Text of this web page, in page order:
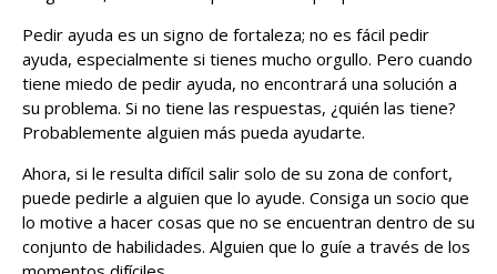
Pedir ayuda es un signo de fortaleza; no es fácil pedir
ayuda, especialmente si tienes mucho orgullo. Pero cuando
tiene miedo de pedir ayuda, no encontrará una solución a
su problema. Si no tiene las respuestas, ¿quién las tiene?
Probablemente alguien más pueda ayudarte.
Ahora, si le resulta difícil salir solo de su zona de confort,
puede pedirle a alguien que lo ayude. Consiga un socio que
lo motive a hacer cosas que no se encuentran dentro de su
conjunto de habilidades. Alguien que lo guíe a través de los